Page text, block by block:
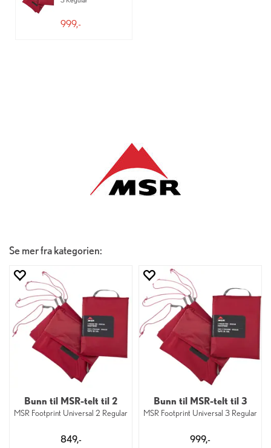
999,-
Se mer fra kategorien:
Bunn til MSR-telt til 2
MSR Footprint Universal 2 Regular
849,-
Bunn til MSR-telt til 3
MSR Footprint Universal 3 Regular
999,-